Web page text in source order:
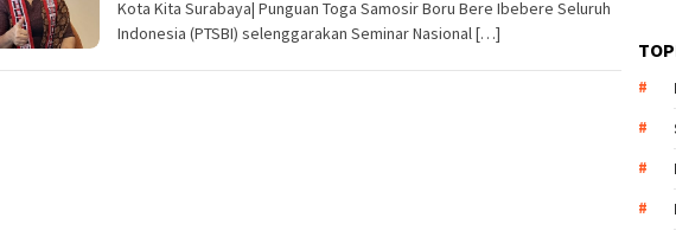
Kota Kita Surabaya| Punguan Toga Samosir Boru Bere Ibebere Seluruh
Indonesia (PTSBI) selenggarakan Seminar Nasional […]